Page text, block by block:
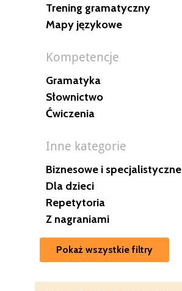
Trening gramatyczny
Mapy językowe
Kompetencje
Gramatyka
Słownictwo
Ćwiczenia
Inne kategorie
Biznesowe i specjalistyczne
Dla dzieci
Repetytoria
Z nagraniami
Pokaż wszystkie filtry